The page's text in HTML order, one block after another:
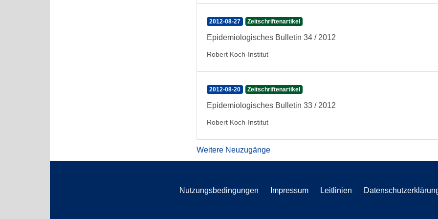
2012-08-27 Zeitschriftenartikel
Epidemiologisches Bulletin 34 / 2012
Robert Koch-Institut
2012-08-20 Zeitschriftenartikel
Epidemiologisches Bulletin 33 / 2012
Robert Koch-Institut
Weitere Neuzugänge
Nutzungsbedingungen Impressum Leitlinien